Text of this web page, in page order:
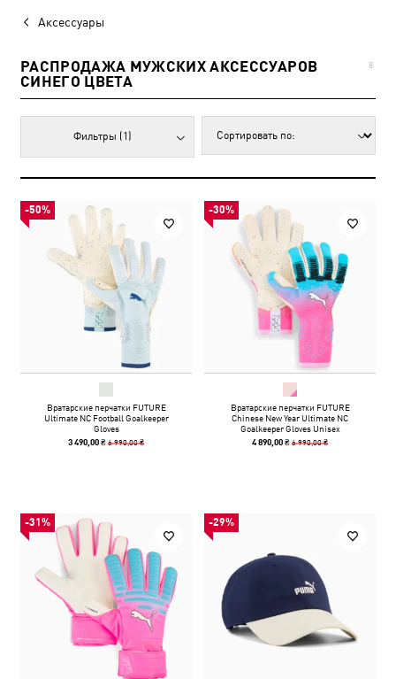
Аксессуары
РАСПРОДАЖА МУЖСКИХ АКСЕССУАРОВ
СИНЕГО ЦВЕТА
8
Фильтры (1)
-50%
Вратарские перчатки FUTURE
Ultimate NC Football Goalkeeper
Gloves
3 490,00 ₴6 990,00 ₴
-30%
Вратарские перчатки FUTURE
Chinese New Year Ultimate NC
Goalkeeper Gloves Unisex
4 890,00 ₴6 990,00 ₴
-31% -29%